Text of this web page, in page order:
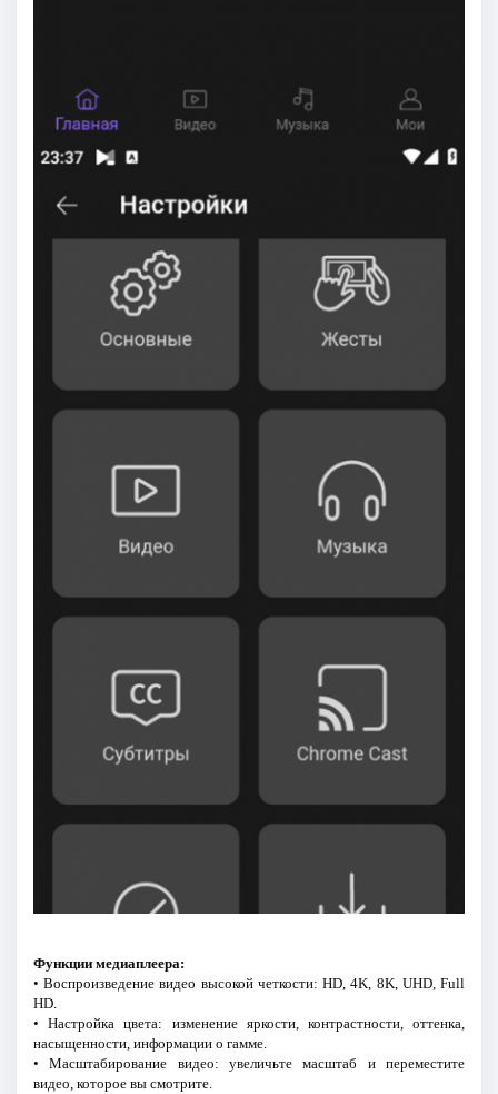
Функции медиаплеера:
• Воспроизведение видео высокой четкости: HD, 4K, 8K, UHD, Full
HD.
• Настройка цвета: изменение яркости, контрастности, оттенка,
насыщенности, информации о гамме.
• Масштабирование видео: увеличьте масштаб и переместите
видео, которое вы смотрите.